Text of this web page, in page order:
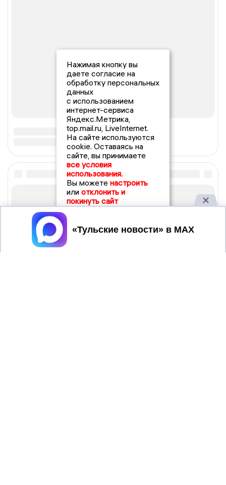
Нажимая кнопку вы
даете согласие на
обработку персональных
данных
с использованием
интернет-сервиса
Яндекс.Метрика,
top.mail.ru, LiveInternet.
На сайте используются
cookie. Оставаясь на
сайте, вы принимаете
все условия
использования.
Вы можете настроить
или отклонить и
покинуть сайт
Принять